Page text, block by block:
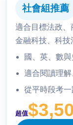
社會組推薦
適合目標法政、
金融科技、科技
國、英、數
適合閱讀理
從平時段考
超值